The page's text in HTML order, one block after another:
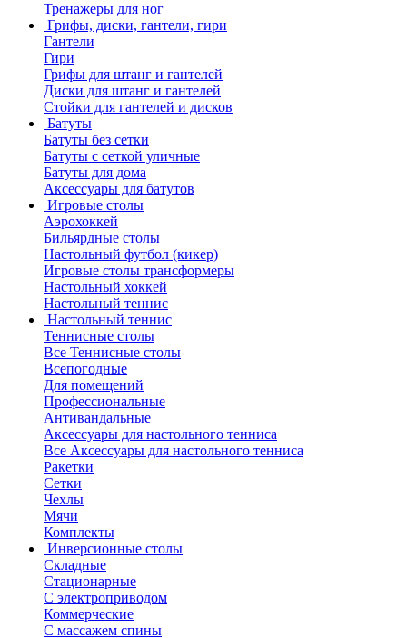
Тренажеры для ног
Грифы, диски, гантели, гири
Гантели
Гири
Грифы для штанг и гантелей
Диски для штанг и гантелей
Стойки для гантелей и дисков
Батуты
Батуты без сетки
Батуты с сеткой уличные
Батуты для дома
Аксессуары для батутов
Игровые столы
Аэрохоккей
Бильярдные столы
Настольный футбол (кикер)
Игровые столы трансформеры
Настольный хоккей
Настольный теннис
Настольный теннис
Теннисные столы
Все Теннисные столы
Всепогодные
Для помещений
Профессиональные
Антивандальные
Аксессуары для настольного тенниса
Все Аксессуары для настольного тенниса
Ракетки
Сетки
Чехлы
Мячи
Комплекты
Инверсионные столы
Складные
Стационарные
С электроприводом
Коммерческие
С массажем спины